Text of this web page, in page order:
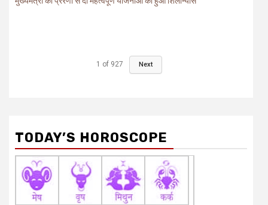
1 of 927 Next
TODAY’S HOROSCOPE